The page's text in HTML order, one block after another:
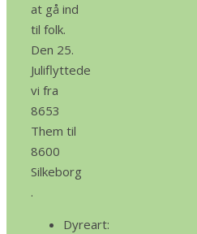
at gå ind
til folk.
Den 25.
Juliflyttede
vi fra
8653
Them til
8600
Silkeborg
.
Dyreart: